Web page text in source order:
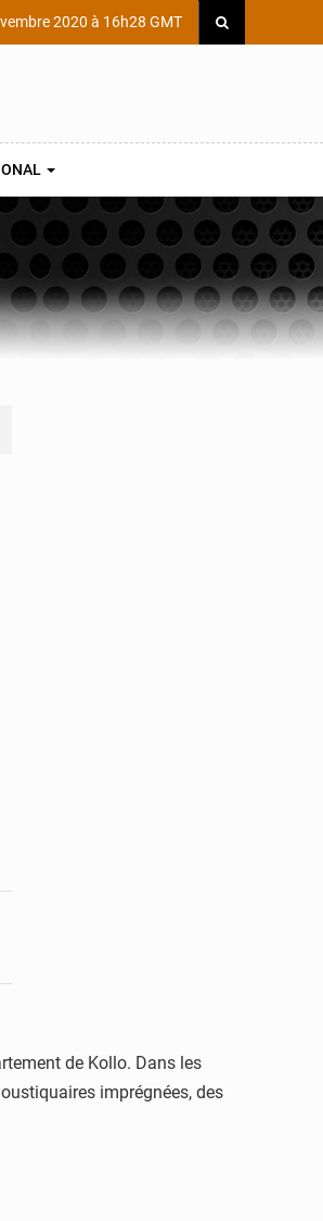
2020 à 16h28 GMT
de Kollo. Dans les
imprégnées, des